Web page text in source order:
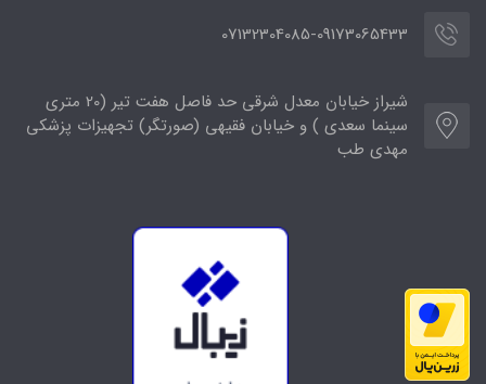
07132304085-09173065433
شیراز خیابان معدل شرقی حد فاصل هفت تیر (20 متری
سینما سعدی ) و خیابان فقیهی (صورتگر) تجهیزات پزشکی
مهدی طب